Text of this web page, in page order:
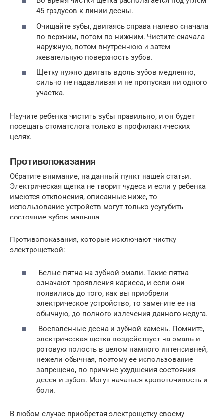
45 градусов к линии десны.
Очищайте зубы, двигаясь справа налево сначала
по верхним, потом по нижним. Чистите сначала
наружную, потом внутреннюю и затем
жевательную поверхность зубов.
Щетку нужно двигать вдоль зубов медленно,
сильно не надавливая и не пропуская ни одного
участка.
Научите ребенка чистить зубы правильно, и он будет
посещать стоматолога только в профилактических
целях.
Противопоказания
Обратите внимание, на данный пункт нашей статьи.
Электрическая щетка не творит чудеса и если у ребенка
имеются отклонения, описанные ниже, то
использование устройств могут только усугубить
состояние зубов малыша
Противопоказания, которые исключают чистку
электрощеткой:
Белые пятна на зубной эмали. Такие пятна
означают проявления кариеса, и если они
появились до того, как вы приобрели
электрическое устройство, то замените ее на
обычную, до полного излечения данного недуга.
Воспаленные десна и зубной камень. Помните,
электрическая щетка воздействует на эмаль и
ротовую полость в целом намного интенсивней,
нежели обычная, поэтому ее использование
запрещено, по причине ухудшения состояния
десен и зубов. Могут начаться кровоточивость и
боли.
В любом случае приобретая электрощетку своему